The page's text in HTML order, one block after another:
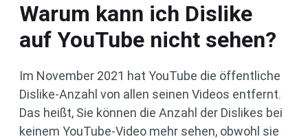
Warum kann ich Dislike
auf YouTube nicht sehen?
Im November 2021 hat YouTube die öffentliche
Dislike-Anzahl von allen seinen Videos entfernt.
Das heißt, Sie können die Anzahl der Dislikes bei
keinem YouTube-Video mehr sehen, obwohl sie